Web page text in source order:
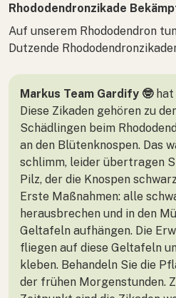
Rhododendronzikade
Auf unserem Rhododendron
Dutzende
Markus Team Gardify 🤓hat
Diese Zikaden gehören zu
Schädlingen beim
an den Blütenknospen. Das
schlimm, leider übertragen
Pilz, der die Knospen
Erste Maßnahmen: alle
herausbrechen und in den
Geltafeln aufhängen. Die
fliegen auf diese Geltafeln
kleben. Behandeln Sie die
der frühen Morgenstunden.